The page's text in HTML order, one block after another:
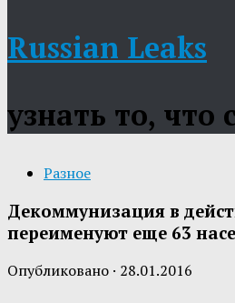
Russian Leaks
узнать то, что
Разное
Декоммунизация в
переименуют еще 63
Опубликовано · 28.01.2016